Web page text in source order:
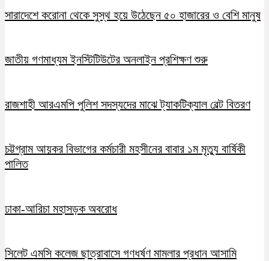
সারাদেশে করোনা থেকে সুস্থ হয়ে উঠেছেন ৫০ হাজারের ও বেশি মানুষ
জাতীয় গণমাধ্যম ইনস্টিটিউটের অনলাইন প্রশিক্ষণ শুরু
রাজশাহী আরএমপি পুলিশ সদস্যদের মাঝে ট্যাকটিক্যাল বেল্ট বিতরণ
চট্টগ্রাম আয়কর বিভাগের কর্মচারী মহসীনের বাবার ১ম মৃত্যু বার্ষিকী
পালিত
ঢাকা-আরিচা মহাসড়ক অবরোধ
সিলেট এমসি কলেজ ছাত্রাবাসে গণধর্ষণ মামলার প্রধান আসামি